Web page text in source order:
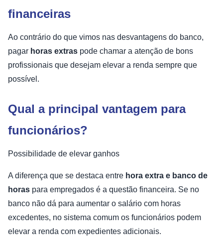
financeiras
Ao contrário do que vimos nas desvantagens do banco,
pagar horas extras pode chamar a atenção de bons
profissionais que desejam elevar a renda sempre que
possível.
Qual a principal vantagem para
funcionários?
Possibilidade de elevar ganhos
A diferença que se destaca entre hora extra e banco de
horas para empregados é a questão financeira. Se no
banco não dá para aumentar o salário com horas
excedentes, no sistema comum os funcionários podem
elevar a renda com expedientes adicionais.